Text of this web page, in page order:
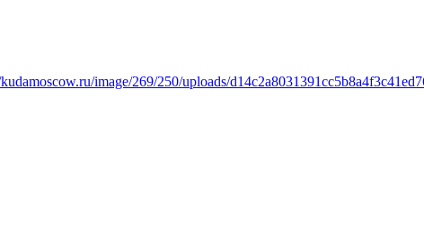
image/269/250/uploads/